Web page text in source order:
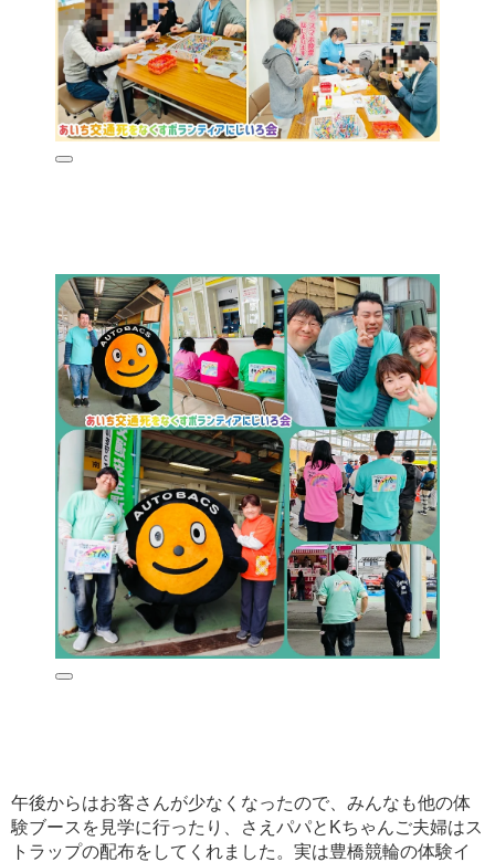
午後からはお客さんが少なくなったので、みんなも他の体
験ブースを見学に行ったり、さえパパとKちゃんご夫婦はス
トラップの配布をしてくれました。実は豊橋競輪の体験イ